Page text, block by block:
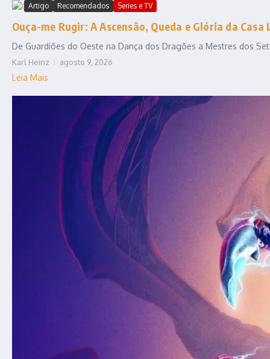
Artigo Recomendados Series e TV
Ouça-me Rugir: A Ascensão, Queda e Glória da
De Guardiões do Oeste na Dança dos Dragões a Mestres dos
Karl Heinz agosto 9, 2026
Leia Mais